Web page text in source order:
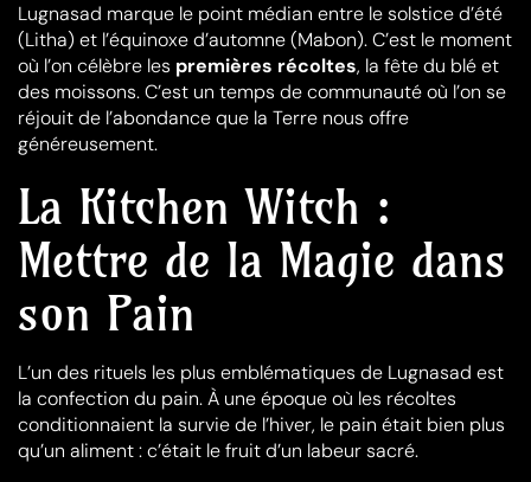
Lugnasad marque le point médian entre le solstice d’été
(Litha) et l’équinoxe d’automne (Mabon). C’est le moment
où l’on célèbre les premières récoltes, la fête du blé et
des moissons. C’est un temps de communauté où l’on se
réjouit de l’abondance que la Terre nous offre
généreusement.
La Kitchen Witch :
Mettre de la Magie dans
son Pain
L’un des rituels les plus emblématiques de Lugnasad est
la confection du pain. À une époque où les récoltes
conditionnaient la survie de l’hiver, le pain était bien plus
qu’un aliment : c’était le fruit d’un labeur sacré.